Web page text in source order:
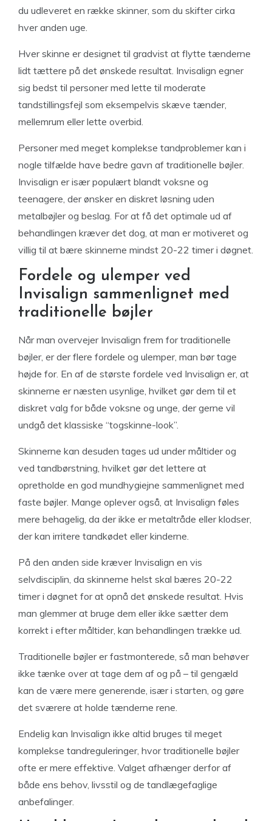
du udleveret en række skinner, som du skifter cirka
hver anden uge.
Hver skinne er designet til gradvist at flytte tænderne
lidt tættere på det ønskede resultat. Invisalign egner
sig bedst til personer med lette til moderate
tandstillingsfejl som eksempelvis skæve tænder,
mellemrum eller lette overbid.
Personer med meget komplekse tandproblemer kan i
nogle tilfælde have bedre gavn af traditionelle bøjler.
Invisalign er især populært blandt voksne og
teenagere, der ønsker en diskret løsning uden
metalbøjler og beslag. For at få det optimale ud af
behandlingen kræver det dog, at man er motiveret og
villig til at bære skinnerne mindst 20-22 timer i døgnet.
Fordele og ulemper ved
Invisalign sammenlignet med
traditionelle bøjler
Når man overvejer Invisalign frem for traditionelle
bøjler, er der flere fordele og ulemper, man bør tage
højde for. En af de største fordele ved Invisalign er, at
skinnerne er næsten usynlige, hvilket gør dem til et
diskret valg for både voksne og unge, der gerne vil
undgå det klassiske “togskinne-look”.
Skinnerne kan desuden tages ud under måltider og
ved tandbørstning, hvilket gør det lettere at
opretholde en god mundhygiejne sammenlignet med
faste bøjler. Mange oplever også, at Invisalign føles
mere behagelig, da der ikke er metaltråde eller klodser,
der kan irritere tandkødet eller kinderne.
På den anden side kræver Invisalign en vis
selvdisciplin, da skinnerne helst skal bæres 20-22
timer i døgnet for at opnå det ønskede resultat. Hvis
man glemmer at bruge dem eller ikke sætter dem
korrekt i efter måltider, kan behandlingen trække ud.
Traditionelle bøjler er fastmonterede, så man behøver
ikke tænke over at tage dem af og på – til gengæld
kan de være mere generende, især i starten, og gøre
det sværere at holde tænderne rene.
Endelig kan Invisalign ikke altid bruges til meget
komplekse tandreguleringer, hvor traditionelle bøjler
ofte er mere effektive. Valget afhænger derfor af
både ens behov, livsstil og de tandlægefaglige
anbefalinger.